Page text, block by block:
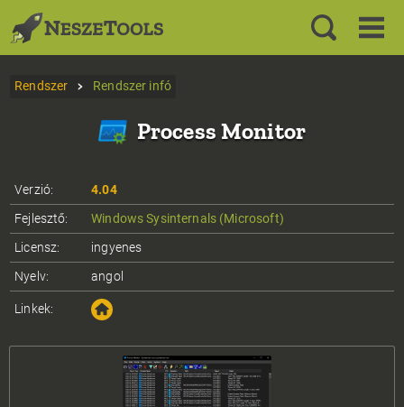
Rendszer Rendszer infó
Process Monitor
Verzió:
4.04
Fejlesztő:
Windows Sysinternals (Microsoft)
Licensz:
ingyenes
Nyelv:
angol
Linkek: